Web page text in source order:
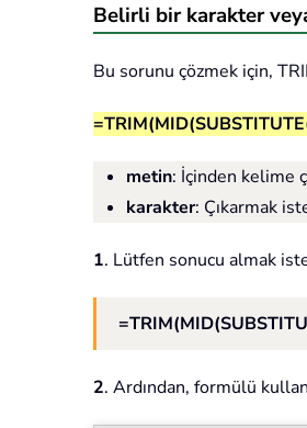
Belirli bir karakter
Bu sorunu çözmek için,
metin: İçinden kelime
karakter: Çıkarmak
1. Lütfen sonucu almak
2. Ardından, formülü